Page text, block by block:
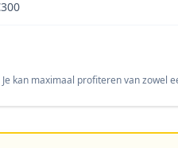
kan maximaal profiteren van zowel